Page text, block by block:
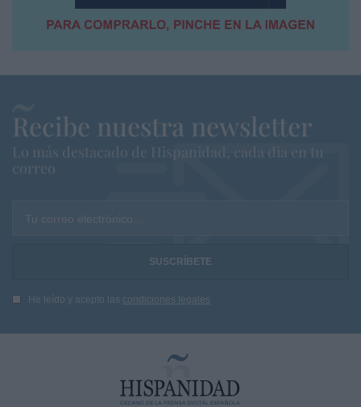
Recibe nuestra newsletter
Lo más destacado de Hispanidad, cada dia en tu
correo
Tu correo electrónico...
He leído y acepto las condiciones legales